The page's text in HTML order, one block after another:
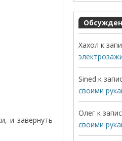
и завернуть
Хахол к
Sined к
своими
Олег к
своими